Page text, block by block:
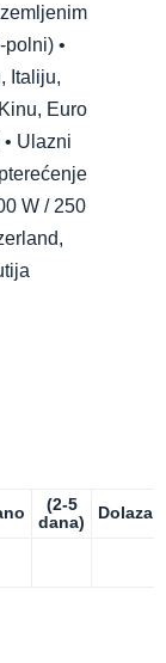
•
Italiju,
Euro
Ulazni
W / 250
(2-5
dana)
Dolazak